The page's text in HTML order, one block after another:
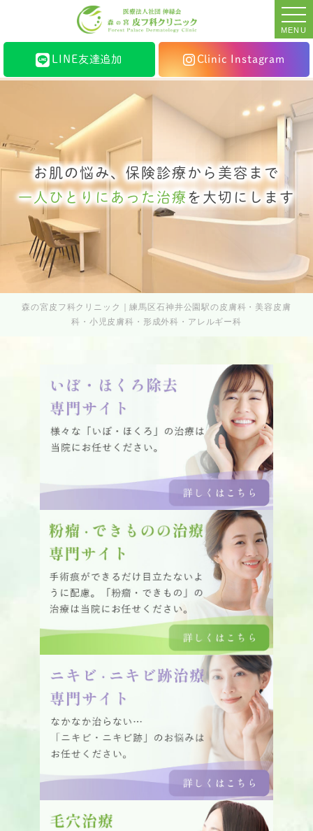
MENU
LINE友達追加 Clinic Instagram
お肌の悩み、保険診療から美容まで
一人ひとりにあった治療 を大切にします
森の宮皮フ科クリニック｜練馬区石神井公園駅の皮膚科・美容皮膚
科・小児皮膚科・形成外科・アレルギー科